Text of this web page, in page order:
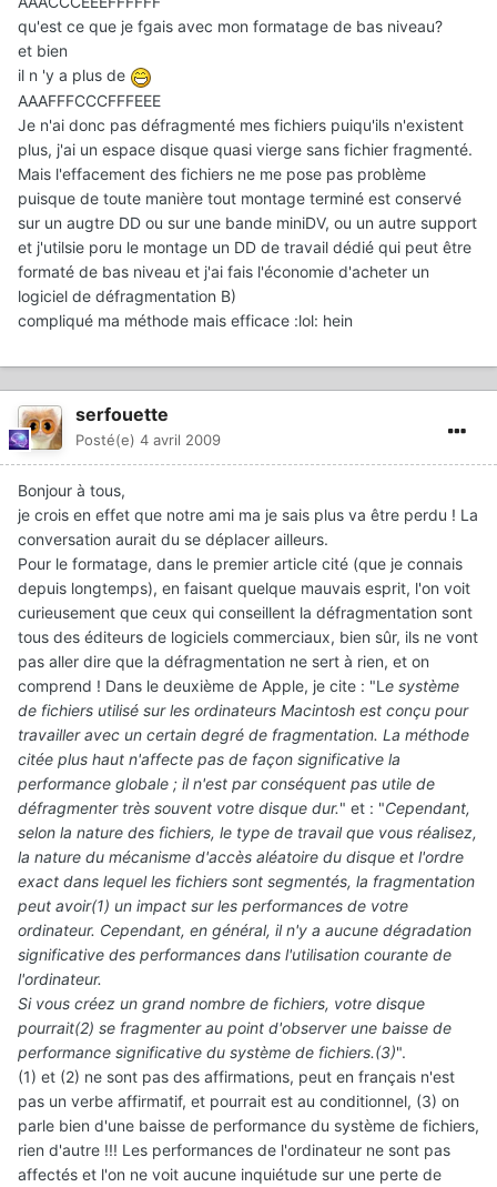
qu'est ce que je fgais avec mon formatage de bas niveau?
et bien
il n 'y a plus de
AAAFFFCCCFFFEEE
Je n'ai donc pas défragmenté mes fichiers puiqu'ils n'existent
plus, j'ai un espace disque quasi vierge sans fichier fragmenté.
Mais l'effacement des fichiers ne me pose pas problème
puisque de toute manière tout montage terminé est conservé
sur un augtre DD ou sur une bande miniDV, ou un autre support
et j'utilsie poru le montage un DD de travail dédié qui peut être
formaté de bas niveau et j'ai fais l'économie d'acheter un
logiciel de défragmentation B)
compliqué ma méthode mais efficace :lol: hein
serfouette
Posté(e) 4 avril 2009
Bonjour à tous,
je crois en effet que notre ami ma je sais plus va être perdu ! La
conversation aurait du se déplacer ailleurs.
Pour le formatage, dans le premier article cité (que je connais
depuis longtemps), en faisant quelque mauvais esprit, l'on voit
curieusement que ceux qui conseillent la défragmentation sont
tous des éditeurs de logiciels commerciaux, bien sûr, ils ne vont
pas aller dire que la défragmentation ne sert à rien, et on
comprend ! Dans le deuxième de Apple, je cite : "L e système
de fichiers utilisé sur les ordinateurs Macintosh est conçu pour
travailler avec un certain degré de fragmentation. La méthode
citée plus haut n'affecte pas de façon significative la
performance globale ; il n'est par conséquent pas utile de
défragmenter très souvent votre disque dur." et : "Cependant,
selon la nature des fichiers, le type de travail que vous réalisez,
la nature du mécanisme d'accès aléatoire du disque et l'ordre
exact dans lequel les fichiers sont segmentés, la fragmentation
peut avoir(1) un impact sur les performances de votre
ordinateur. Cependant, en général, il n'y a aucune dégradation
significative des performances dans l'utilisation courante de
l'ordinateur.
Si vous créez un grand nombre de fichiers, votre disque
pourrait(2) se fragmenter au point d'observer une baisse de
performance significative du système de fichiers.(3)".
(1) et (2) ne sont pas des affirmations, peut en français n'est
pas un verbe affirmatif, et pourrait est au conditionnel, (3) on
parle bien d'une baisse de performance du système de fichiers,
rien d'autre !!! Les performances de l'ordinateur ne sont pas
affectés et l'on ne voit aucune inquiétude sur une perte de